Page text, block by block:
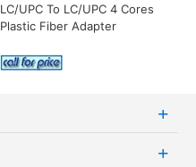
LC/UPC To LC/UPC 4 Cores
Plastic Fiber Adapter